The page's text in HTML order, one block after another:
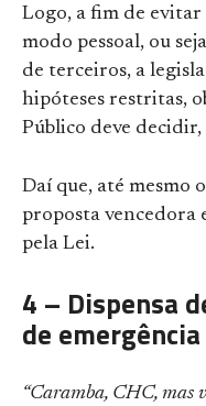
Logo, a fim de evitar
modo pessoal, ou
de terceiros, a
hipóteses restritas,
Público deve
Daí que, até mesmo
proposta vencedora
pela Lei.
4 – Dispensa
de emergência
“Caramba, CHC, mas